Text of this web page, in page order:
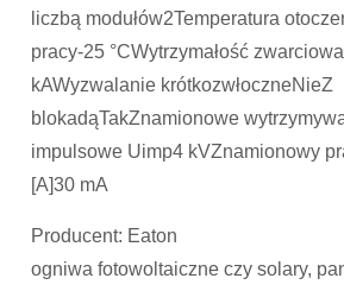
liczbą modułów2Temperatura
pracy-25 °CWytrzymałość
kAWyzwalanie krótkozwłoczneNieZ
blokadąTakZnamionowe
impulsowe Uimp4 kVZnamionowy
[A]30 mA
Producent: Eaton
ogniwa fotowoltaiczne czy solary,